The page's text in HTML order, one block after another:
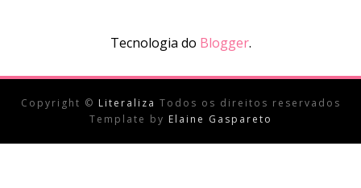
Tecnologia do Blogger.
Copyright © Literaliza Todos os direitos reservados
Template by Elaine Gaspareto